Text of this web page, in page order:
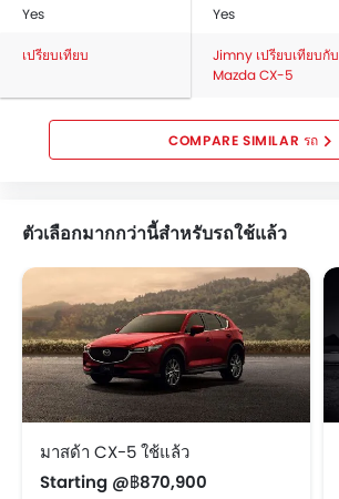
Yes Yes
เปรียบเทียบ
Jimny เปรียบเทียบกับ
Mazda CX-5
COMPARE SIMILAR รถ
ตัวเลือกมากกว่านี้สำหรับรถใช้แล้ว
มาสด้า CX-5 ใช้แล้ว
Starting @฿870,900